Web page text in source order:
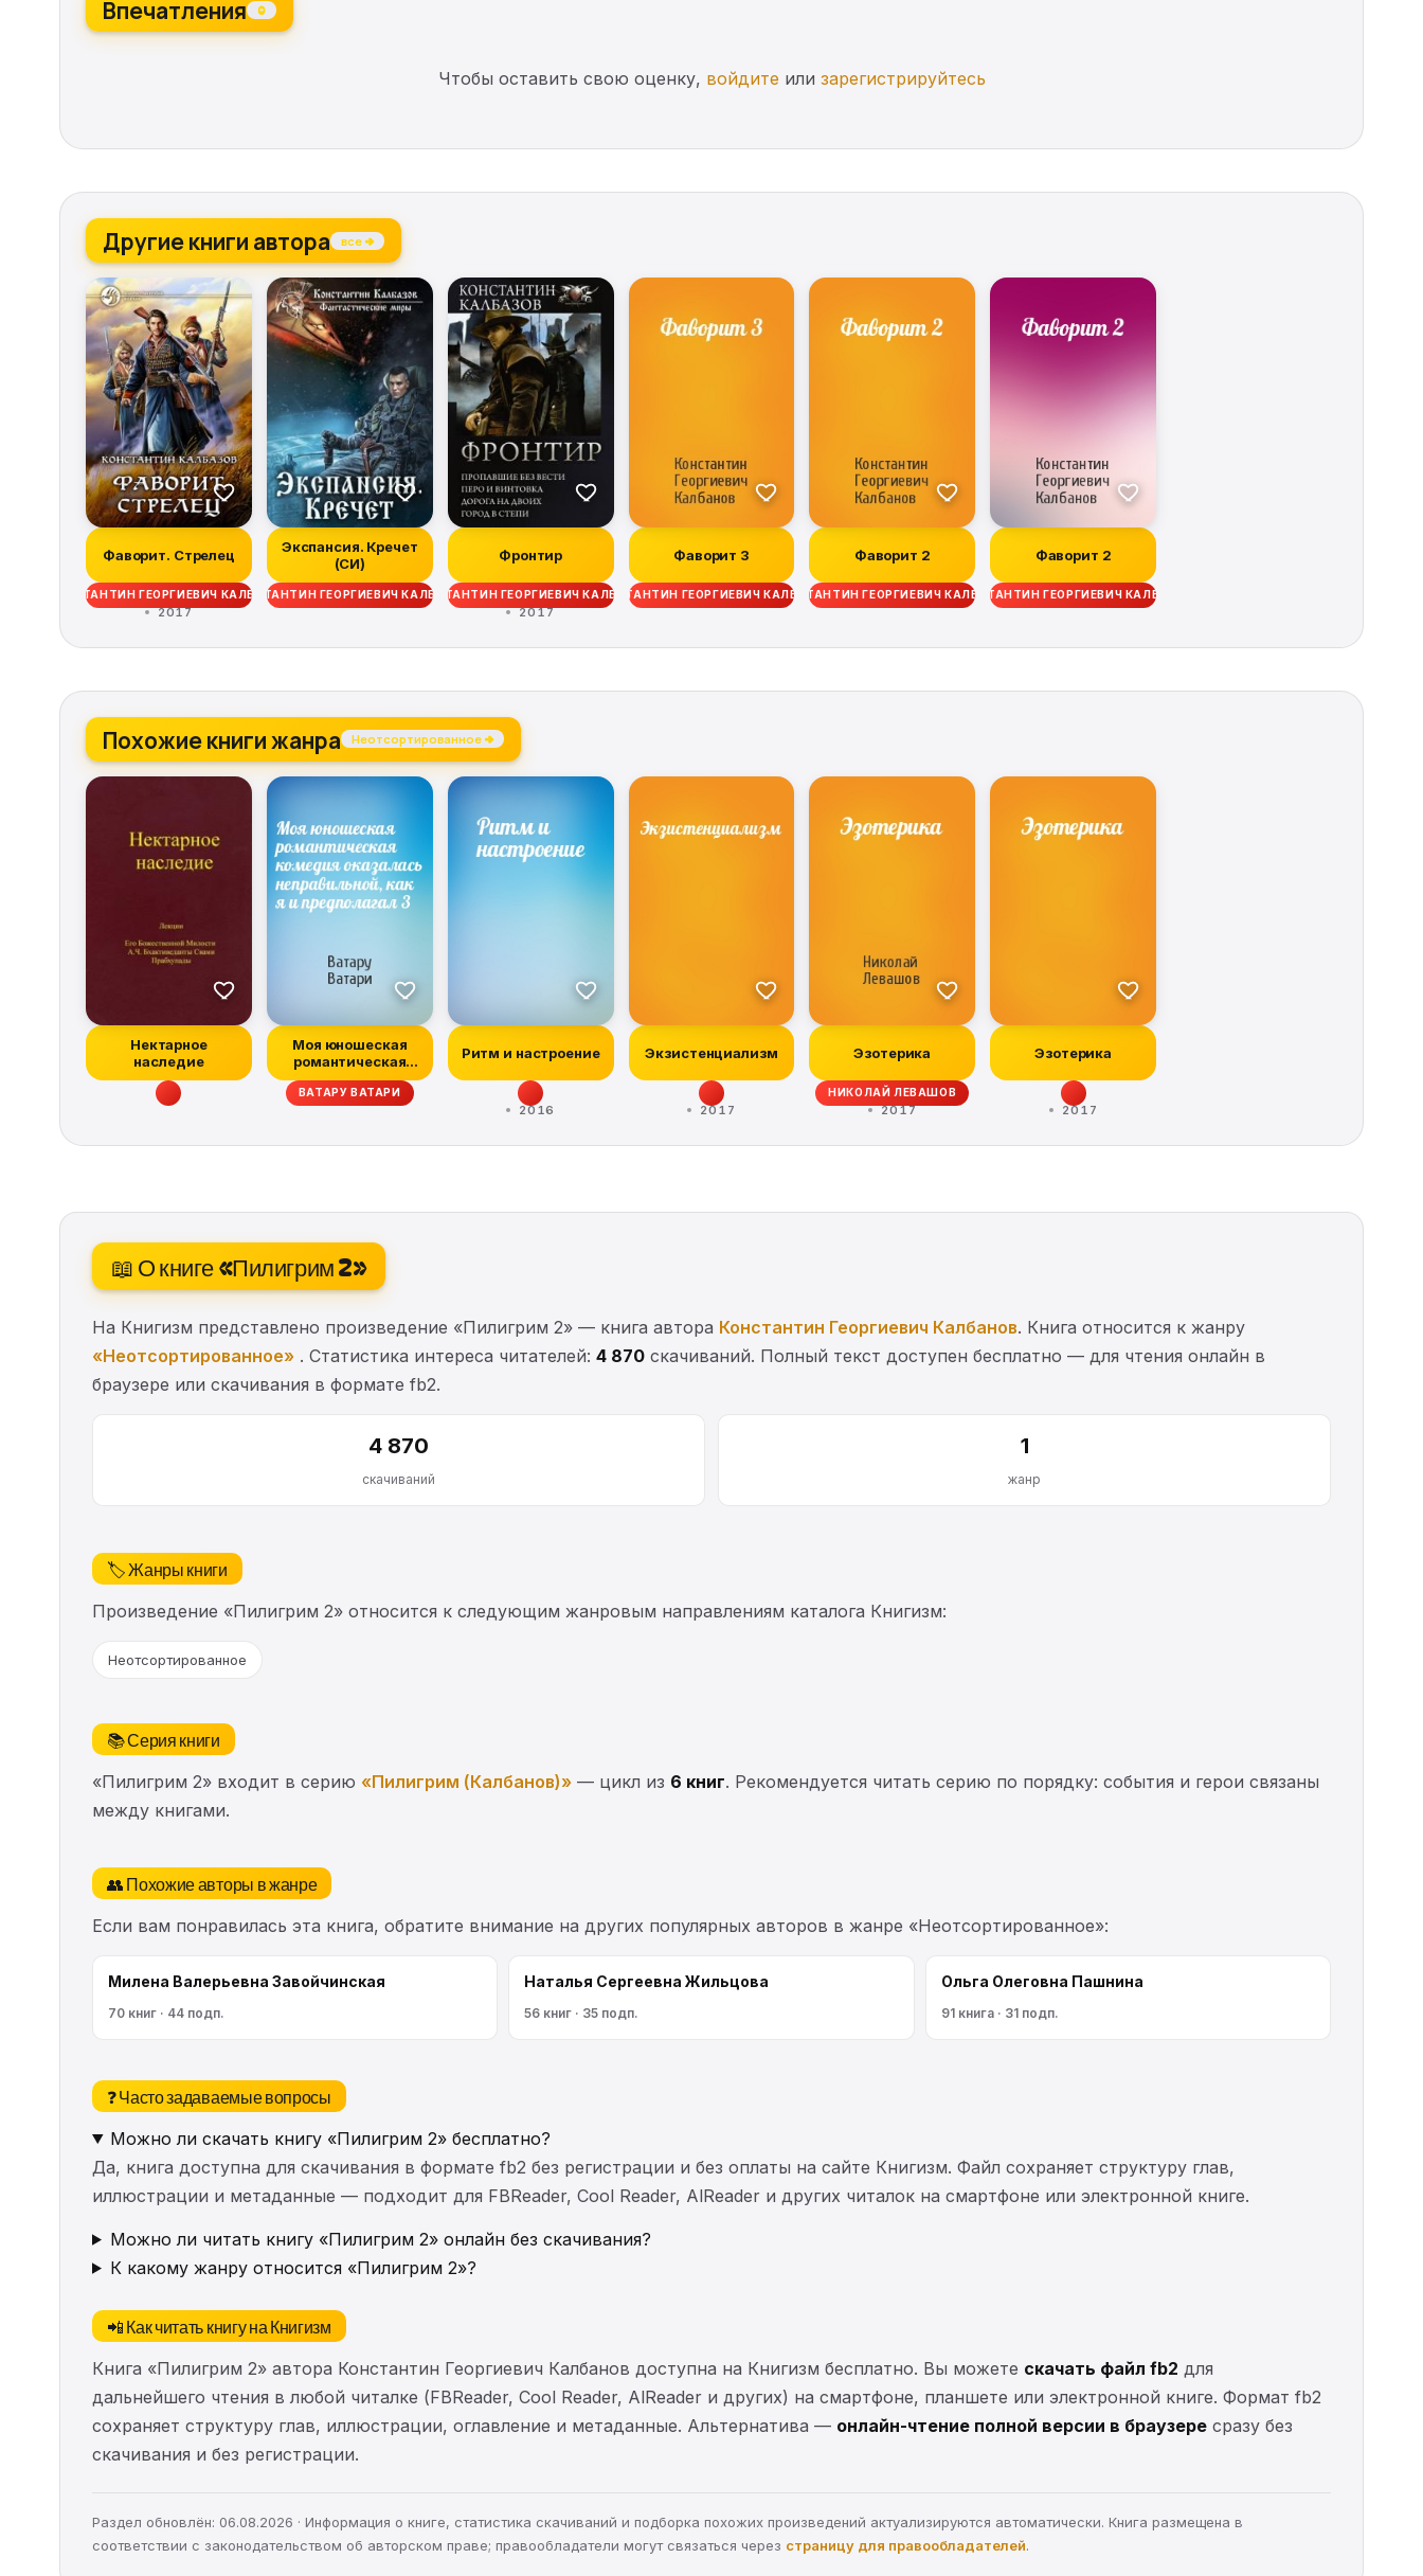
Впечатления 0
Чтобы оставить свою оценку, войдите или зарегистрируйтесь
Другие книги автора все →
Фаворит. Стрелец
КОНСТАНТИН ГЕОРГИЕВИЧ КАЛБАНОВ
2017
Экспансия. Кречет
(СИ)
КОНСТАНТИН ГЕОРГИЕВИЧ КАЛБАНОВ
Фронтир
КОНСТАНТИН ГЕОРГИЕВИЧ КАЛБАНОВ
2017
Фаворит 3
КОНСТАНТИН ГЕОРГИЕВИЧ КАЛБАНОВ
Фаворит 2
КОНСТАНТИН ГЕОРГИЕВИЧ КАЛБАНОВ
Фаворит 2
КОНСТАНТИН ГЕОРГИЕВИЧ КАЛБАНОВ
Похожие книги жанра Неотсортированное →
Нектарное
наследие
Моя юношеская
романтическая
комедия
оказалась непр...
ВАТАРУ ВАТАРИ
Ритм и настроение
2016
Экзистенциализм
2017
Эзотерика
НИКОЛАЙ ЛЕВАШОВ
2017
Эзотерика
2017
📖 О книге «Пилигрим 2»
На Книгизм представлено произведение «Пилигрим 2» — книга автора Константин Георгиевич Калбанов. Книга относится к жанру
«Неотсортированное» . Статистика интереса читателей: 4 870 скачиваний. Полный текст доступен бесплатно — для чтения онлайн в
браузере или скачивания в формате fb2.
4 870
скачиваний
1
жанр
🏷️ Жанры книги
Произведение «Пилигрим 2» относится к следующим жанровым направлениям каталога Книгизм:
Неотсортированное
📚 Серия книги
«Пилигрим 2» входит в серию «Пилигрим (Калбанов)» — цикл из 6 книг. Рекомендуется читать серию по порядку: события и герои связаны
между книгами.
👥 Похожие авторы в жанре
Если вам понравилась эта книга, обратите внимание на других популярных авторов в жанре «Неотсортированное»:
Милена Валерьевна Завойчинская
70 книг · 44 подп.
Наталья Сергеевна Жильцова
56 книг · 35 подп.
Ольга Олеговна Пашнина
91 книга · 31 подп.
❓ Часто задаваемые вопросы
Можно ли скачать книгу «Пилигрим 2» бесплатно?
Да, книга доступна для скачивания в формате fb2 без регистрации и без оплаты на сайте Книгизм. Файл сохраняет структуру глав,
иллюстрации и метаданные — подходит для FBReader, Cool Reader, AlReader и других читалок на смартфоне или электронной книге.
Можно ли читать книгу «Пилигрим 2» онлайн без скачивания?
К какому жанру относится «Пилигрим 2»?
📲 Как читать книгу на Книгизм
Книга «Пилигрим 2» автора Константин Георгиевич Калбанов доступна на Книгизм бесплатно. Вы можете скачать файл fb2 для
дальнейшего чтения в любой читалке (FBReader, Cool Reader, AlReader и других) на смартфоне, планшете или электронной книге. Формат fb2
сохраняет структуру глав, иллюстрации, оглавление и метаданные. Альтернатива — онлайн-чтение полной версии в браузере сразу без
скачивания и без регистрации.
Раздел обновлён: 06.08.2026 · Информация о книге, статистика скачиваний и подборка похожих произведений актуализируются автоматически. Книга размещена в
соответствии с законодательством об авторском праве; правообладатели могут связаться через страницу для правообладателей.